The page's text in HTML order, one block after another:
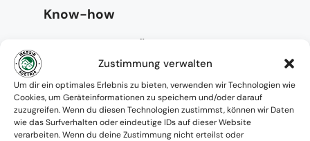
Zustimmung verwalten
Um dir ein optimales Erlebnis zu bieten, verwenden wir Technologien wie
Cookies, um Geräteinformationen zu speichern und/oder darauf
zuzugreifen. Wenn du diesen Technologien zustimmst, können wir Daten
wie das Surfverhalten oder eindeutige IDs auf dieser Website
verarbeiten. Wenn du deine Zustimmung nicht erteilst oder
Know-how
Absolute Diskretion & keine
Zusammenarbeit mit Ämtern ohne
Einverständnis